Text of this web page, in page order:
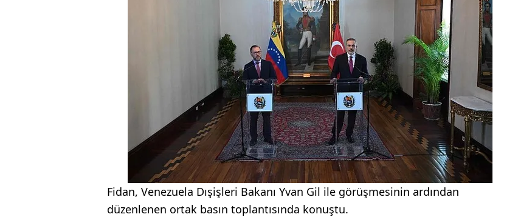
Fidan, Venezuela Dışişleri Bakanı Yvan Gil ile görüşmesinin ardından
düzenlenen ortak basın toplantısında konuştu.